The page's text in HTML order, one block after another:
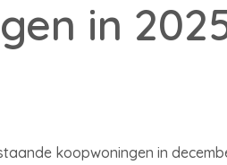
in
koopwoningen in